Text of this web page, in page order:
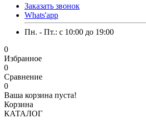
Заказать звонок
Whats'app
Пн. - Пт.: c 10:00 до 19:00
0
Избранное
0
Сравнение
0
Ваша корзина пуста!
Корзина
КАТАЛОГ